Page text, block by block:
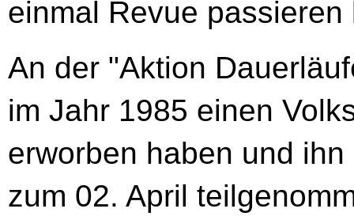
einmal Revue passieren
An der "Aktion
im Jahr 1985 einen
erworben haben und
zum 02. April